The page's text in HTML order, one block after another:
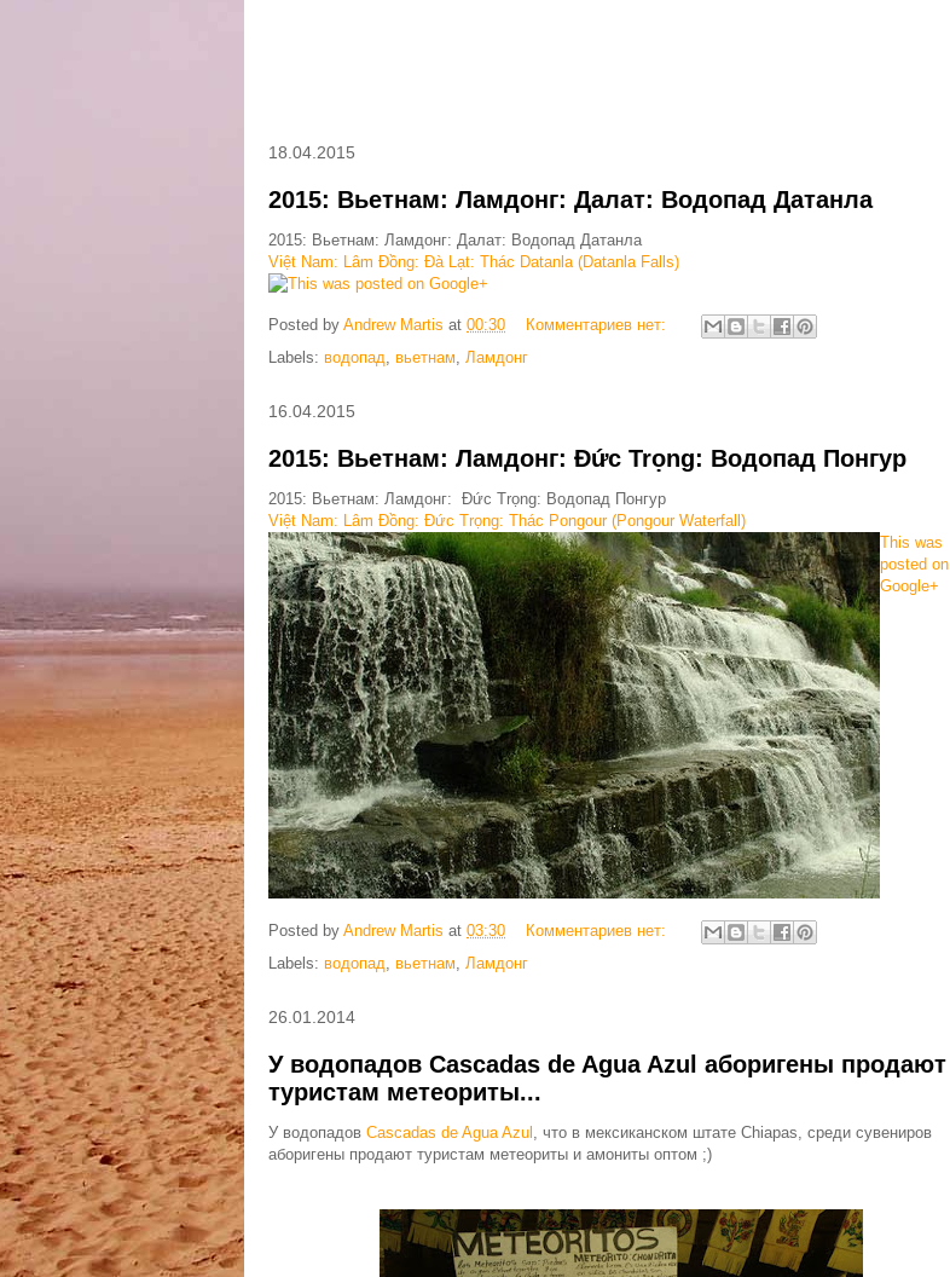
18.04.2015
2015: Вьетнам: Ламдонг: Далат: Водопад Датанла
2015: Вьетнам: Ламдонг: Далат: Водопад Датанла
Việt Nam: Lâm Đồng: Đà Lạt: Thác Datanla (Datanla Falls)
This was posted on Google+
Posted by Andrew Martis at 00:30
Комментариев нет:
Labels: водопад вьетнам Ламдонг
16.04.2015
2015: Вьетнам: Ламдонг: Đức Trọng: Водопад Понгур
2015: Вьетнам: Ламдонг: Đức Trọng: Водопад Понгур
Việt Nam: Lâm Đồng: Đức Trọng: Thác Pongour (Pongour Waterfall)
This was
posted on
Google+
Posted by Andrew Martis at 03:30
Комментариев нет:
Labels: водопад вьетнам Ламдонг
26.01.2014
У водопадов Cascadas de Agua Azul аборигены продают
туристам метеориты...
У водопадов Cascadas de Agua Azul , что в мексиканском штате Chiapas, среди сувениров
аборигены продают туристам метеориты и амониты оптом ;)